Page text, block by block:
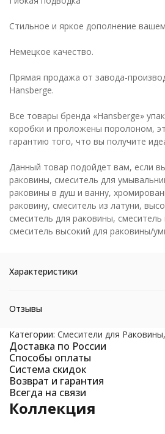
Стильное и яркое дополнение
Немецкое качество.
Прямая продажа от завода-
Hansberge.
Все товары бренда «Hansberge»
коробки и проложены поролоном,
гарантию того, что вы получите
Данный товар подойдет вам, если
раковины, смеситель для
раковины в душ и ванну,
раковину, смеситель из латуни,
смеситель для раковины,
смеситель высокий для раковины/
Характеристики
Отзывы
Категории: Смесители для Раковины,
Доставка по России
Способы оплаты
Система скидок
Возврат и гарантия
Всегда на связи
Коллекция